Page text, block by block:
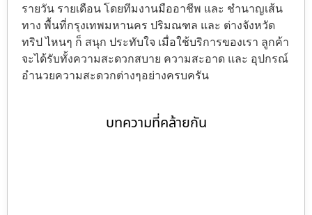
รายวัน รายเดือน โดยทีมงานมืออาชีพ และ ชำนาญเส้น
ทาง พื้นที่กรุงเทพมหานคร ปริมณฑล และ ต่างจังหวัด
ทริป ไหนๆ ก็ สนุก ประทับใจ เมื่อใช้บริการของเรา ลูกค้า
จะได้รับทั้งความสะดวกสบาย ความสะอาด และ อุปกรณ์
อำนวยความสะดวกต่างๆอย่างครบครัน
บทความที่คล้ายกัน